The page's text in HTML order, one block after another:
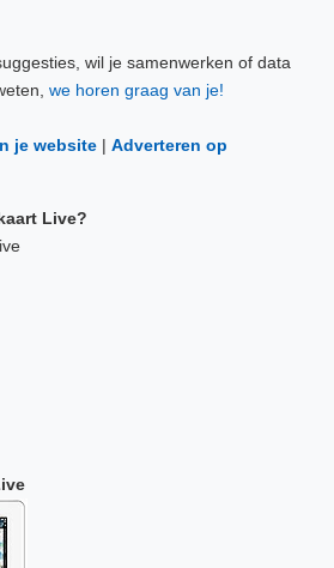
wil je samenwerken of data
we horen graag van je!
je website | Adverteren op
Live?